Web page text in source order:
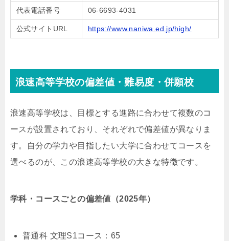
代表電話番号 06-6693-4031
公式サイトURL https://www.naniwa.ed.jp/high/
浪速高等学校の偏差値・難易度・併願校
浪速高等学校は、目標とする進路に合わせて複数のコ
ースが設置されており、それぞれで偏差値が異なりま
す。自分の学力や目指したい大学に合わせてコースを
選べるのが、この浪速高等学校の大きな特徴です。
学科・コースごとの偏差値（2025年）
普通科 文理S1コース：65